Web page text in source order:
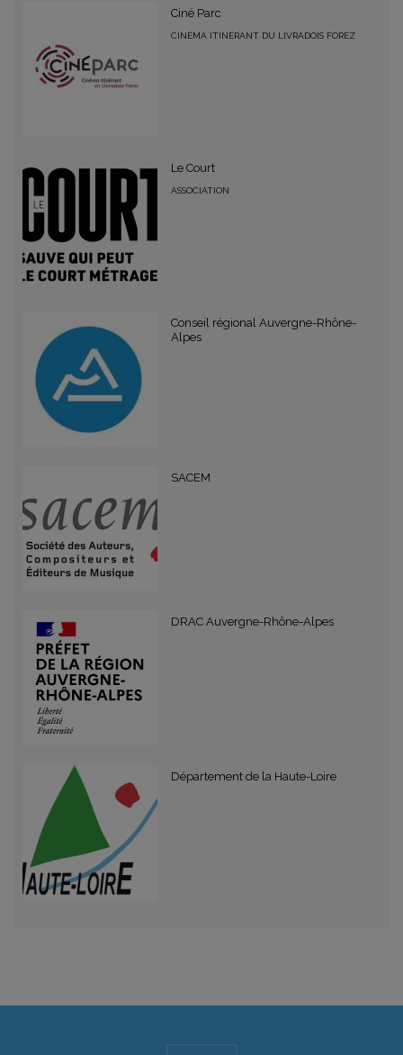
Ciné Parc
CINÉMA ITINÉRANT DU LIVRADOIS FOREZ
Le Court
ASSOCIATION
Conseil régional Auvergne-Rhône-
Alpes
SACEM
DRAC Auvergne-Rhône-Alpes
Département de la Haute-Loire